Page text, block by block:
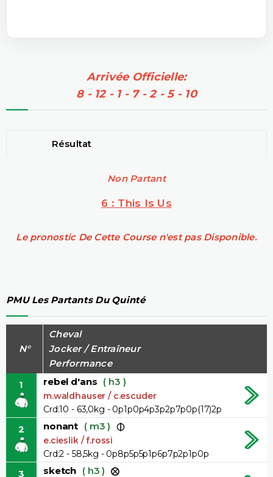
Arrivée Officielle:
8 - 12 - 1 - 7 - 2 - 5 - 10
Résultat
Non Partant
6 : This Is Us
Le pronostic De Cette Course n'est pas Disponible.
PMU Les Partants Du Quinté
N°
Cheval
Jocker / Entraîneur
Performance
1
rebel d'ans ( h3 )
m.waldhauser / c.escuder
Crd:10 - 63,0kg - 0p1p0p4p3p2p7p0p(17)2p
2 nonant ( m3 )
e.cieslik / f.rossi
Crd:2 - 58,5kg - 0p8p5p5p1p6p7p2p1p0p
3 sketch ( h3 )